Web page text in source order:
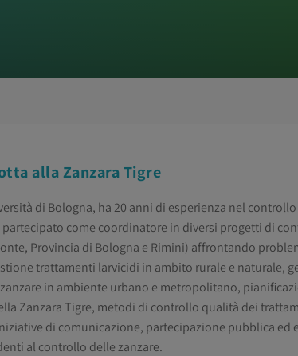
alla Zanzara Tigre
di Bologna, ha 20 anni di esperienza nel
come coordinatore in diversi progetti di
Provincia di Bologna e Rimini) affrontando
trattamenti larvicidi in ambito rurale e naturale,
in ambiente urbano e metropolitano,
Zanzara Tigre, metodi di controllo qualità dei
di comunicazione, partecipazione pubblica ed
al controllo delle zanzare.